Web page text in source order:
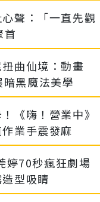
聲：「一直先觀
曲仙境：動畫
黑魔法美學
《嗨！營業中》
業手震發麻
婷70秒瘋狂劇場
型吸睛